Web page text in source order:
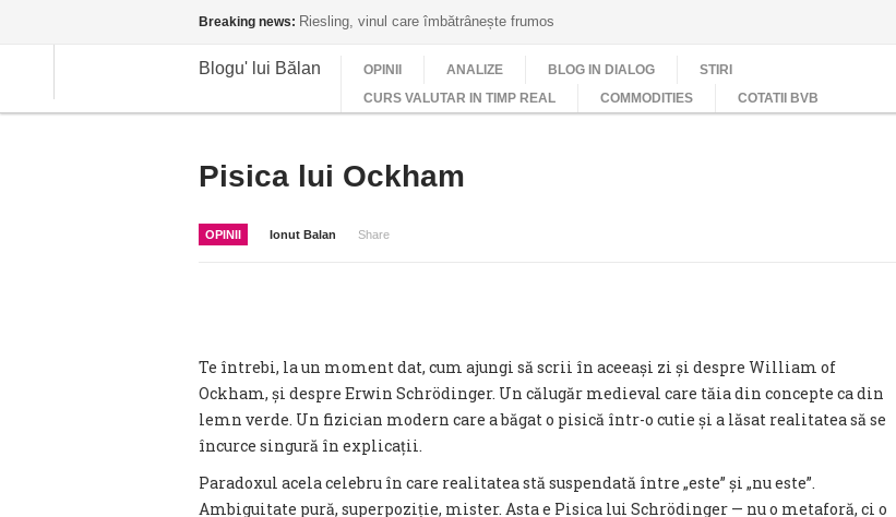
Breaking news: Riesling, vinul care îmbătrânește frumos
Blogu' lui Bălan OPINII ANALIZE BLOG IN DIALOG
STIRI
CURS VALUTAR IN TIMP REAL
COMMODITIES COTATII BVB
Pisica lui Ockham
OPINII Ionut Balan Share
Te întrebi, la un moment dat, cum ajungi să scrii în aceeași zi și despre William of
Ockham, și despre Erwin Schrödinger. Un călugăr medieval care tăia din concepte ca din
lemn verde. Un fizician modern care a băgat o pisică într-o cutie și a lăsat realitatea să se
încurce singură în explicații.
Paradoxul acela celebru în care realitatea stă suspendată între „este” și „nu este”.
Ambiguitate pură, superpoziție, mister. Asta e Pisica lui Schrödinger — nu o metaforă, ci o